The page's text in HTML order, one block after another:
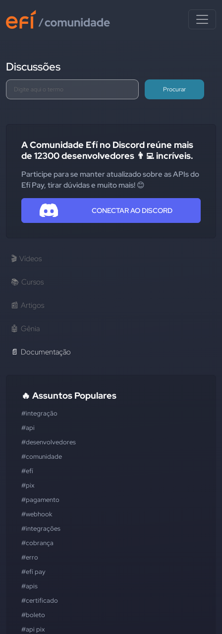
Discussões
Procurar
A Comunidade Efí no Discord reúne mais
de 12300 desenvolvedores 👨‍💻 incríveis.
Participe para se manter atualizado sobre as APIs do
Efí Pay, tirar dúvidas e muito mais! 😊
CONECTAR AO DISCORD
🎬 Vídeos
📚 Cursos
📰 Artigos
🤖 Gênia
📄 Documentação
🔥 Assuntos Populares
#integração
#api
#desenvolvedores
#comunidade
#efí
#pix
#pagamento
#webhook
#integrações
#cobrança
#erro
#efí pay
#apis
#certificado
#boleto
#api pix